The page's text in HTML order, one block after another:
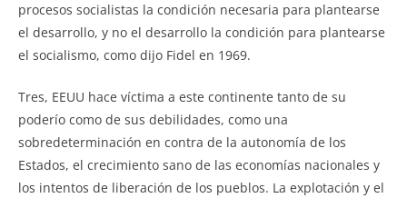
procesos socialistas la condición necesaria para plantearse
el desarrollo, y no el desarrollo la condición para plantearse
el socialismo, como dijo Fidel en 1969.
Tres, EEUU hace víctima a este continente tanto de su
poderío como de sus debilidades, como una
sobredeterminación en contra de la autonomía de los
Estados, el crecimiento sano de las economías nacionales y
los intentos de liberación de los pueblos. La explotación y el